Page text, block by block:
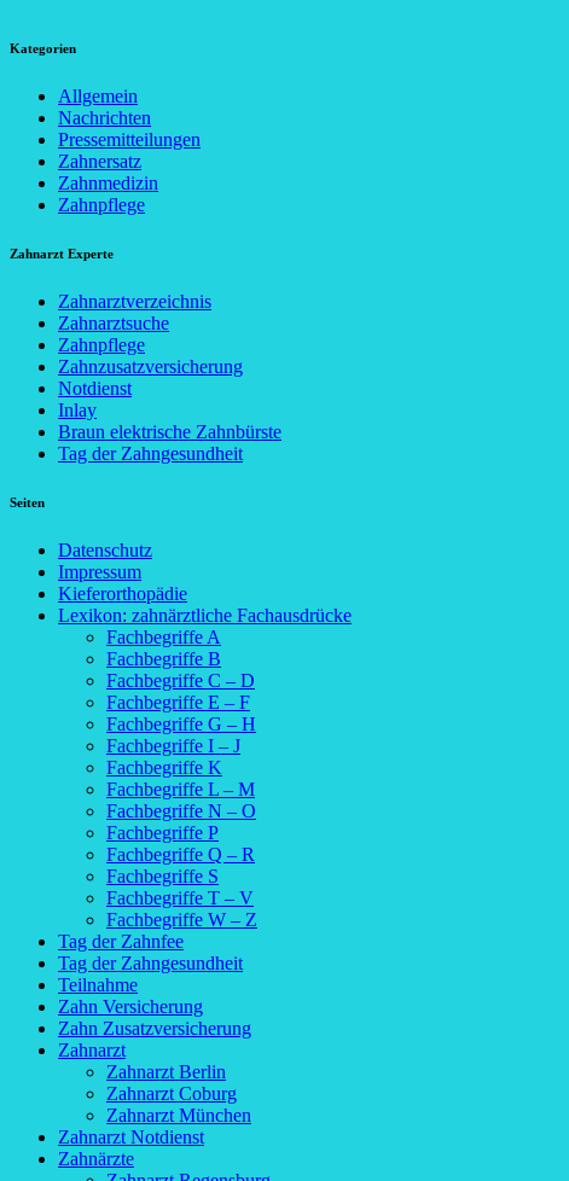
Kategorien
Allgemein
Nachrichten
Pressemitteilungen
Zahnersatz
Zahnmedizin
Zahnpflege
Zahnarzt Experte
Zahnarztverzeichnis
Zahnarztsuche
Zahnpflege
Zahnzusatzversicherung
Notdienst
Inlay
Braun elektrische Zahnbürste
Tag der Zahngesundheit
Seiten
Datenschutz
Impressum
Kieferorthopädie
Lexikon: zahnärztliche Fachausdrücke
Fachbegriffe A
Fachbegriffe B
Fachbegriffe C – D
Fachbegriffe E – F
Fachbegriffe G – H
Fachbegriffe I – J
Fachbegriffe K
Fachbegriffe L – M
Fachbegriffe N – O
Fachbegriffe P
Fachbegriffe Q – R
Fachbegriffe S
Fachbegriffe T – V
Fachbegriffe W – Z
Tag der Zahnfee
Tag der Zahngesundheit
Teilnahme
Zahn Versicherung
Zahn Zusatzversicherung
Zahnarzt
Zahnarzt Berlin
Zahnarzt Coburg
Zahnarzt München
Zahnarzt Notdienst
Zahnärzte